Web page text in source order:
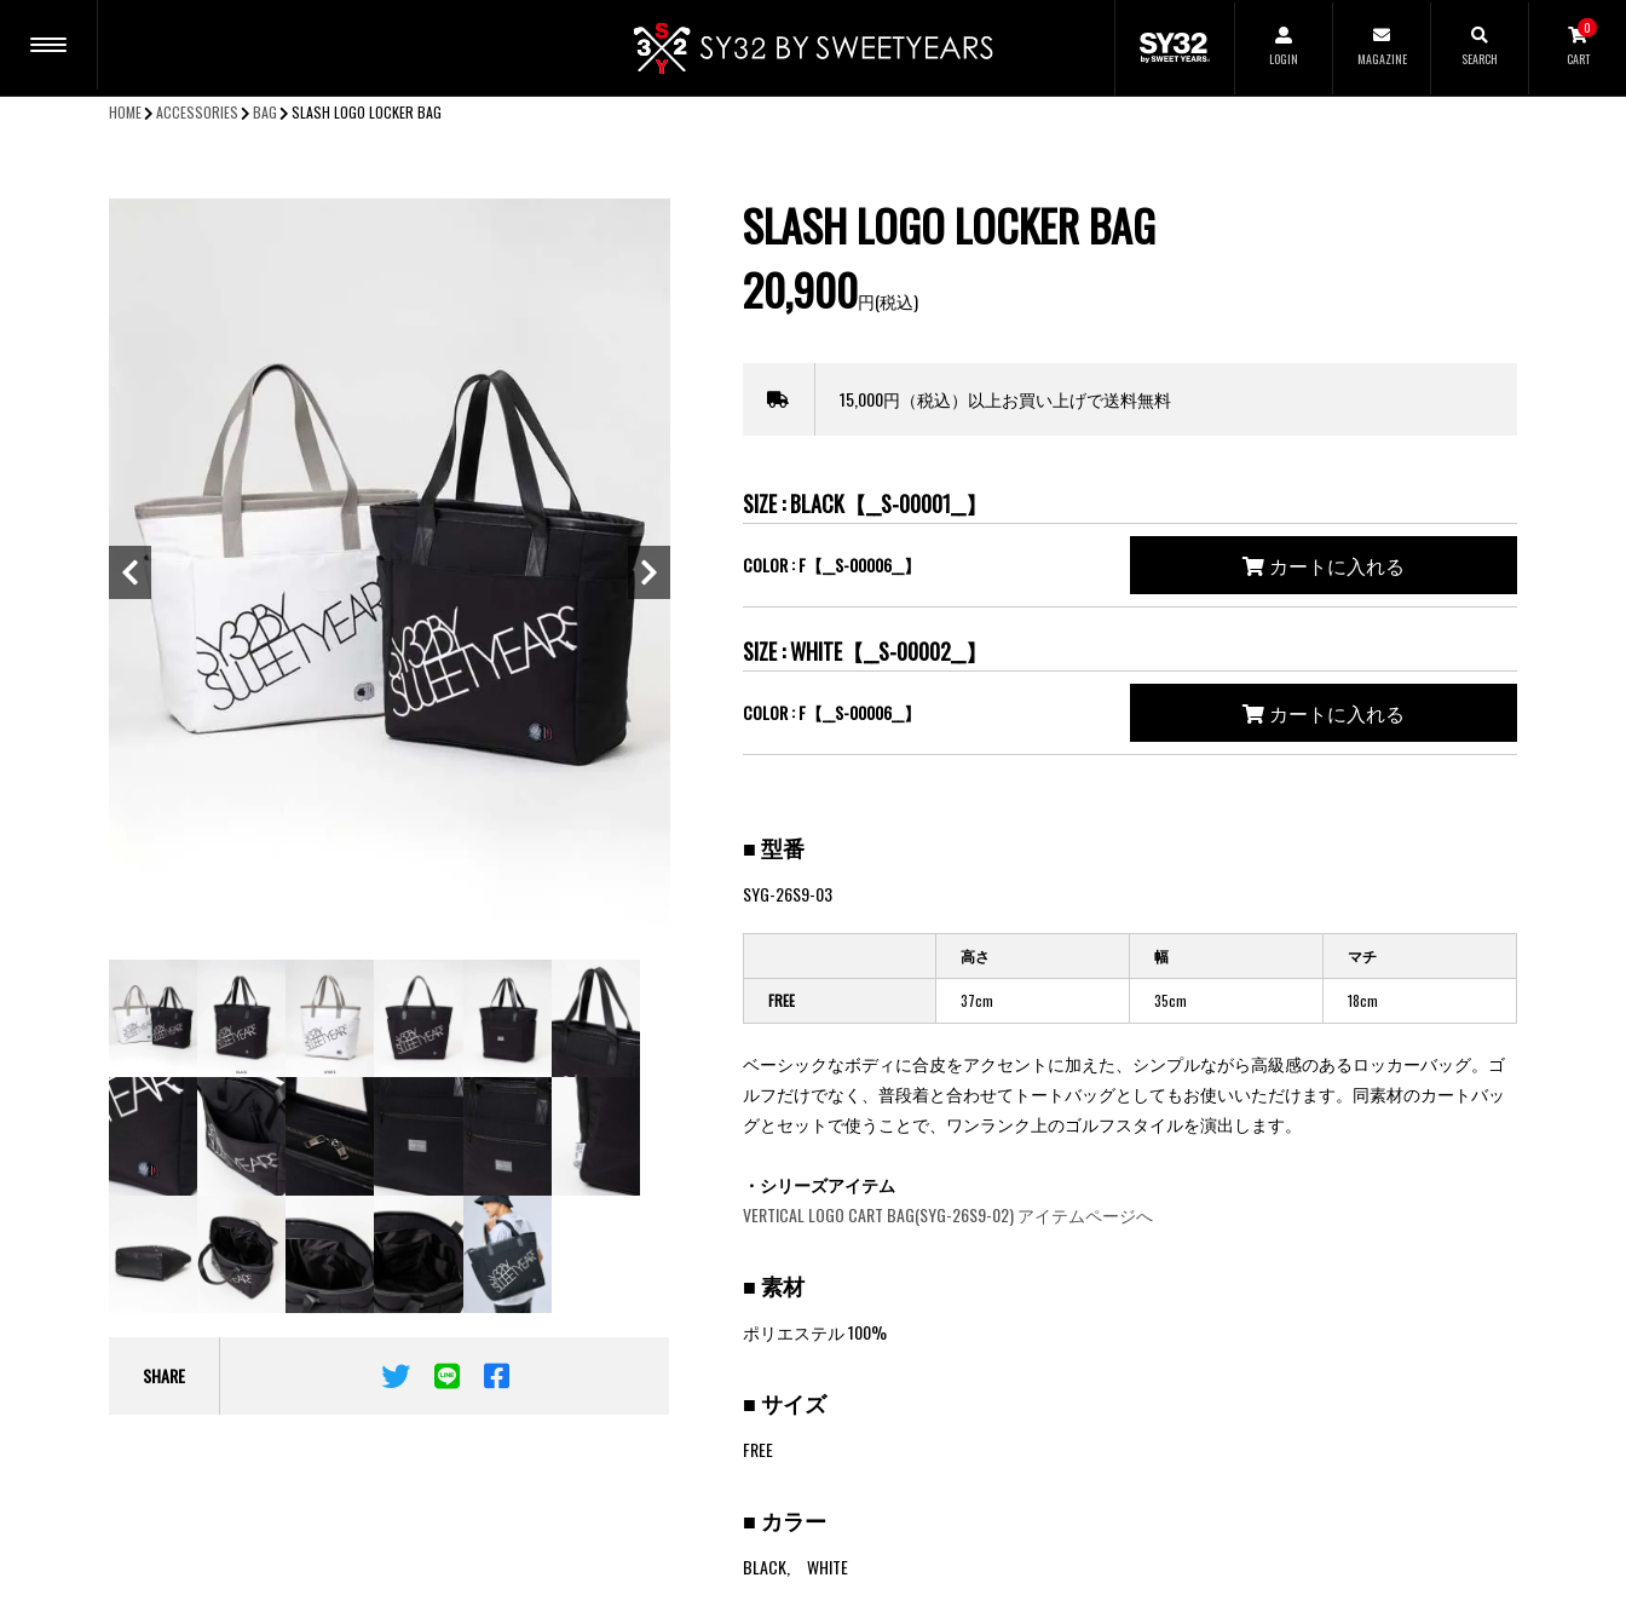
LOGIN MAGAZINE SEARCH
0
CART
HOME ACCESSORIES BAG SLASH LOGO LOCKER BAG
SHARE
SLASH LOGO LOCKER BAG
20,900円(税込)
15,000円（税込）以上お買い上げで送料無料
SIZE : BLACK【__S-00001__】
COLOR : F【__S-00006__】 カートに入れる
SIZE : WHITE【__S-00002__】
COLOR : F【__S-00006__】 カートに入れる
■ 型番
SYG-26S9-03
高さ 幅 マチ
FREE 37cm 35cm 18cm
ベーシックなボディに合皮をアクセントに加えた、シンプルながら高級感のあるロッカーバッグ。ゴ
ルフだけでなく、普段着と合わせてトートバッグとしてもお使いいただけます。同素材のカートバッ
グとセットで使うことで、ワンランク上のゴルフスタイルを演出します。
・シリーズアイテム
VERTICAL LOGO CART BAG(SYG-26S9-02) アイテムページへ
■ 素材
ポリエステル 100%
■ サイズ
FREE
■ カラー
BLACK, WHITE